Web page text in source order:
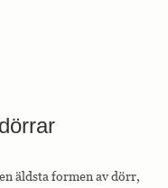
äldsta formen av dörr,